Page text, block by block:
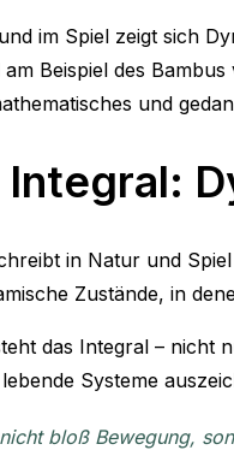
im Spiel zeigt sich
Beispiel des
und
Integral:
in Natur und
Zustände, in
das Integral – nicht
Systeme
bloß Bewegung,